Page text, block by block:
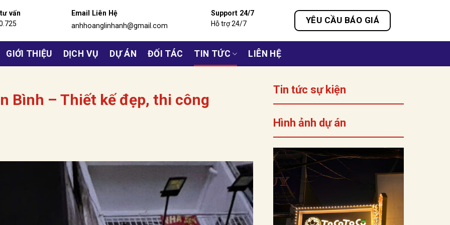
vấn
Email Liên Hệ
anhhoanglinhanh@gmail.com
Support 24/7
Hỗ trợ 24/7
YÊU CẦU BÁO GIÁ
GIỚI THIỆU DỊCH VỤ DỰ ÁN ĐỐI TÁC TIN TỨC LIÊN HỆ
Bình – Thiết kế đẹp, thi công
Tin tức sự kiện
Hình ảnh dự án